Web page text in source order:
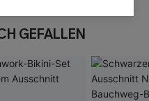
GEFALLEN